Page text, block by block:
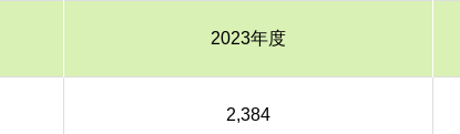
2023年度
2,384